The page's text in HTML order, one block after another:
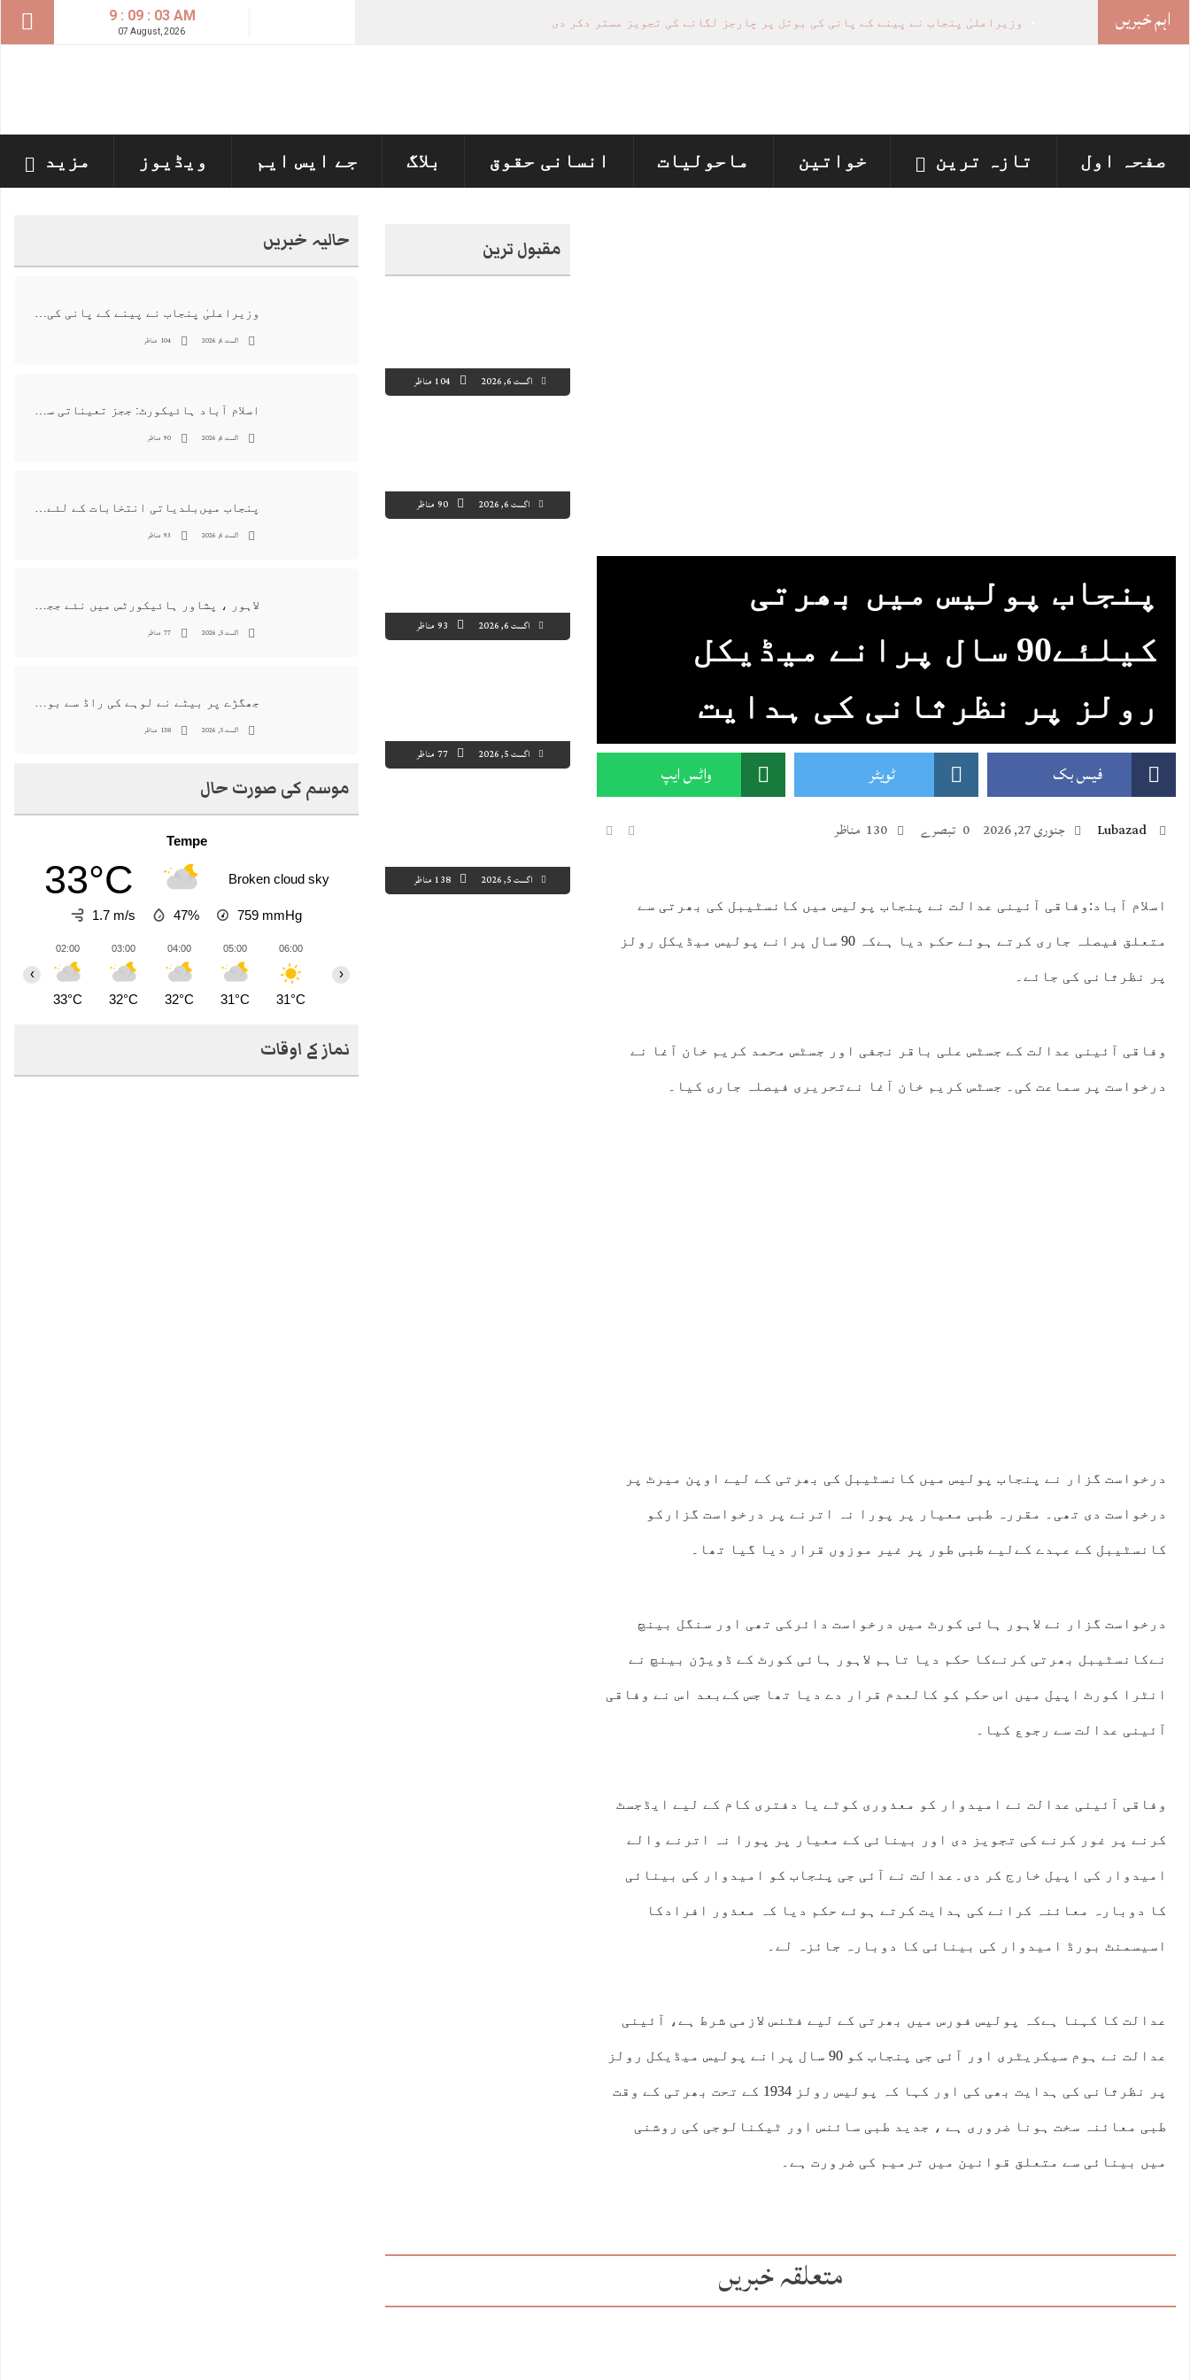
9 : 09 : 04 AM
07 August, 2026 اہم خبریں وزیراعلیٰ پنجاب نے پینے کے پانی کی بوتل پر چارجز لگانے کی تجویز مستر دکر دی
جھگڑے پر بیٹے نے لوہے کی راڈ سے بوڑھی ماں اور ہمسائی کو قتل کردیا
صفحہ اول تازہ ترین خواتین ماحولیات انسانی حقوق بلاگ جے ایس ایم ویڈیوز مزید
مقبول ترین
اگست 6, 2026 104 مناظر
اگست 6, 2026 90 مناظر
اگست 6, 2026 93 مناظر
اگست 5, 2026 77 مناظر
اگست 5, 2026 138 مناظر
پنجاب پولیس میں بھرتی
کیلئے90 سال پرانے میڈیکل
رولز پر نظرثانی کی ہدایت
فیس بک ٹویٹر واٹس ایپ
Lubazad جنوری 27, 2026 0 تبصرے 130 مناظر
اسلام آباد:وفاقی آئینی عدالت نے پنجاب پولیس میں کانسٹیبل کی بھرتی سے
متعلق فیصلہ جاری کرتے ہوئے حکم دیا ہےکہ 90 سال پرانے پولیس میڈیکل رولز
پر نظرثانی کی جائے۔
وفاقی آئینی عدالت کے جسٹس علی باقر نجفی اور جسٹس محمد کریم خان آغا نے
درخواست پر سماعت کی۔ جسٹس کریم خان آغا نےتحریری فیصلہ جاری کیا۔
درخواست گزار نے پنجاب پولیس میں کانسٹیبل کی بھرتی کے لیے اوپن میرٹ پر
درخواست دی تھی۔ مقررہ طبی معیار پر پورا نہ اترنے پر درخواست گزارکو
کانسٹیبل کے عہدے کےلیے طبی طور پر غیر موزوں قرار دیا گیا تھا۔
درخواست گزار نے لاہور ہائی کورٹ میں درخواست دائرکی تھی اور سنگل بینچ
نےکانسٹیبل بھرتی کرنےکا حکم دیا تاہم لاہور ہائی کورٹ کے ڈویژن بینچ نے
انٹرا کورٹ اپیل میں اس حکم کو کالعدم قرار دے دیا تھا جس کےبعد اس نے وفاقی
آئینی عدالت سے رجوع کیا۔
وفاقی آئینی عدالت نے امیدوار کو معذوری کوٹے یا دفتری کام کے لیے ایڈجسٹ
کرنے پر غور کرنے کی تجویز دی اور بینائی کے معیار پر پورا نہ اترنے والے
امیدوار کی اپیل خارج کر دی۔عدالت نے آئی جی پنجاب کو امیدوار کی بینائی
کا دوبارہ معائنہ کرانے کی ہدایت کرتے ہوئے حکم دیا کہ معذور افرادکا
اسیسمنٹ بورڈ امیدوار کی بینائی کا دوبارہ جائزہ لے۔
عدالت کا کہنا ہےکہ پولیس فورس میں بھرتی کے لیے فٹنس لازمی شرط ہے، آئینی
عدالت نے ہوم سیکریٹری اور آئی جی پنجاب کو 90 سال پرانے پولیس میڈیکل رولز
پر نظرثانی کی ہدایت بھی کی اور کہا کہ پولیس رولز 1934 کے تحت بھرتی کے وقت
طبی معائنہ سخت ہونا ضروری ہے ، جدید طبی سائنس اور ٹیکنالوجی کی روشنی
میں بینائی سے متعلق قوانین میں ترمیم کی ضرورت ہے۔
متعلقہ خبریں
حالیہ خبریں
وزیراعلیٰ پنجاب نے پینے کے پانی کی بوتل پر چارجز لگانے کی تجویز مستر دکر دی
اگست 6, 2026 104 مناظر
اسلام آباد ہائیکورٹ: ججز تعیناتی سمری منظور نہیں‌ ہونے کے خٌلاف فیصلہ محفوظ
اگست 6, 2026 90 مناظر
پنجاب میں‌بلدیاتی انتخابات کے لئے 12 ارب روپے سے زائد مختص کرنے کی منظوری
اگست 6, 2026 93 مناظر
لاہور ، پشاور ہائیکورٹس میں نئے ججز کی تعیناتی اور مستقلی التواء کا شکار
اگست 5, 2026 77 مناظر
جھگڑے پر بیٹے نے لوہے کی راڈ سے بوڑھی ماں اور ہمسائی کو قتل کردیا
اگست 5, 2026 138 مناظر
موسم کی صورت حال
Tempe
33°C Broken cloud sky
1.7 m/s 47% 759 mmHg
02:00
33°C
03:00
32°C
04:00
32°C
05:00
31°C
06:00
31°C
12:00 13:00 14:00 15:00 16:00 17:00 18:00 19:00 20:00 21:00
‹ ›
نماز کے اوقات